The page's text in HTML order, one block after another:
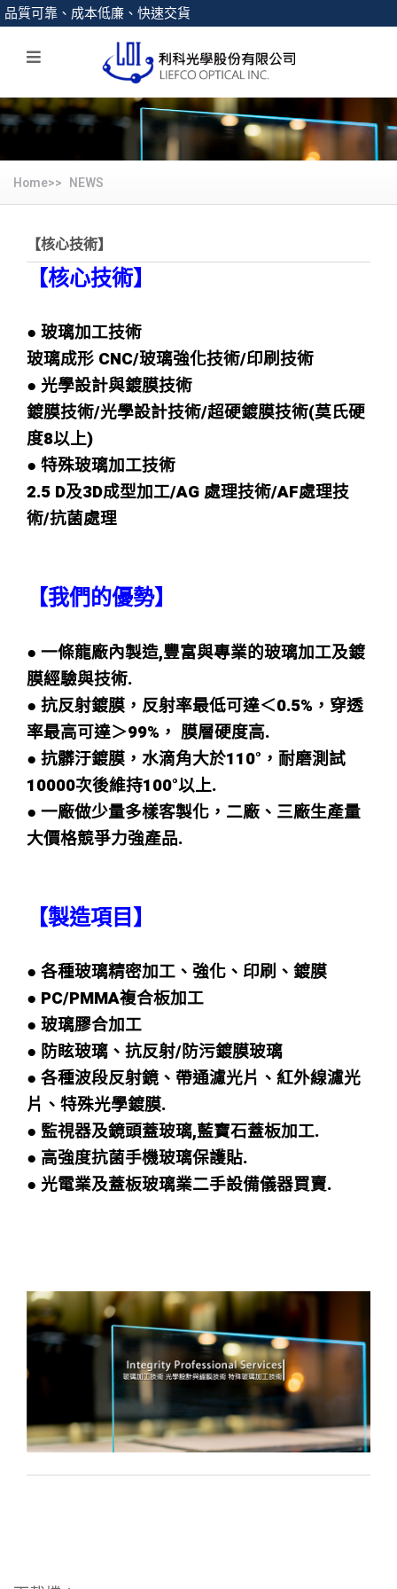
可靠、成本低廉、快速交貨
Home>> NEWS
【核心技術】
【核心技術】
● 玻璃加工技術
玻璃成形 CNC/玻璃強化技術/印刷技術
● 光學設計與鍍膜技術
鍍膜技術/光學設計技術/超硬鍍膜技術(莫氏硬
度8以上)
● 特殊玻璃加工技術
2.5 D及3D成型加工/AG 處理技術/AF處理技
術/抗菌處理
【我們的優勢】
● 一條龍廠內製造,豐富與專業的玻璃加工及鍍
膜經驗與技術.
● 抗反射鍍膜，反射率最低可達＜0.5%，穿透
率最高可達＞99%， 膜層硬度高.
● 抗髒汙鍍膜，水滴角大於110°，耐磨測試
10000次後維持100°以上.
● 一廠做少量多樣客製化，二廠、三廠生產量
大價格競爭力強產品.
【製造項目】
● 各種玻璃精密加工、強化、印刷、鍍膜
● PC/PMMA複合板加工
● 玻璃膠合加工
● 防眩玻璃、抗反射/防污鍍膜玻璃
● 各種波段反射鏡、帶通濾光片、紅外線濾光
片、特殊光學鍍膜.
● 監視器及鏡頭蓋玻璃,藍寶石蓋板加工.
● 高強度抗菌手機玻璃保護貼.
● 光電業及蓋板玻璃業二手設備儀器買賣.